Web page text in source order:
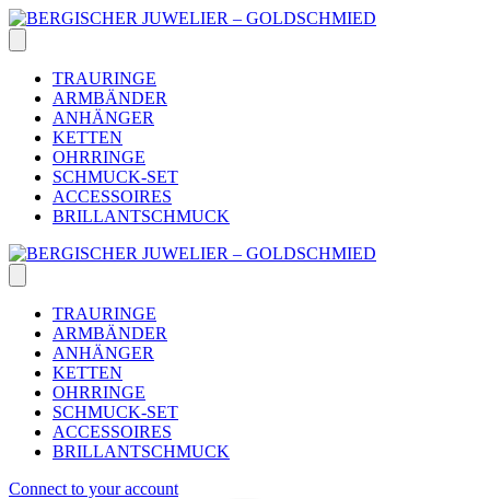
Skip
to
content
TRAURINGE
ARMBÄNDER
ANHÄNGER
KETTEN
OHRRINGE
SCHMUCK-SET
ACCESSOIRES
BRILLANTSCHMUCK
TRAURINGE
ARMBÄNDER
ANHÄNGER
KETTEN
OHRRINGE
SCHMUCK-SET
ACCESSOIRES
BRILLANTSCHMUCK
Connect to your account